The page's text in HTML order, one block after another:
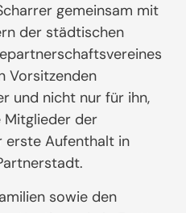
gemeinsam mit
der städtischen
Vorsitzenden
und nicht nur für ihn,
Mitglieder der
erste Aufenthalt in
sowie den